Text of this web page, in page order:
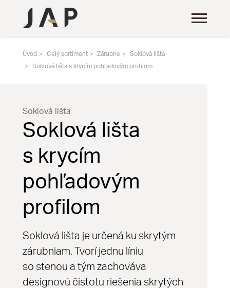
Úvod Celý sortiment Zárubne
Soklová lišta
Soklová lišta s krycím pohľadovým profilom
Soklová lišta
Soklová lišta
s krycím
pohľadovým
profilom
Soklová lišta je určená ku skrytým
zárubniam. Tvorí jednu líniu
so stenou a tým zachováva
designovú čistotu riešenia skrytých